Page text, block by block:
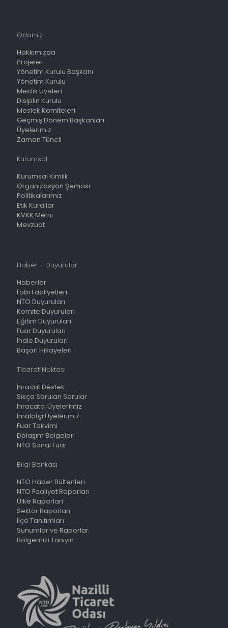
Odamız
Hakkımızda
Projeler
Yönetim Kurulu Başkanı
Yönetim Kurulu
Meclis Üyeleri
Disiplin Kurulu
Meslek Komiteleri
Geçmiş Dönem Başkanları
Üyelerimiz
Zaman Tüneli
Kurumsal
Kurumsal Kimlik
Organizasyon Şeması
Politikalarımız
Etik Kurallar
KVKK Metni
Mevzuat
Haber - Duyurular
Haberler
Lobi Faaliyetleri
NTO Duyuruları
Komite Duyuruları
Eğitim Duyuruları
Fuar Duyuruları
İhale Duyuruları
Başarı Hikayeleri
Ticaret Noktası
İhracat Destek
Sıkça Sorulan Sorular
İhracatçı Üyelerimiz
İmalatçı Üyelerimiz
Fuar Takvimi
Dolaşım Belgeleri
NTO Sanal Fuar
Bilgi Bankası
NTO Haber Bültenleri
NTO Faaliyet Raporları
Ülke Raporları
Sektör Raporları
İlçe Tanıtımları
Sunumlar ve Raporlar
Bölgemizi Tanıyın